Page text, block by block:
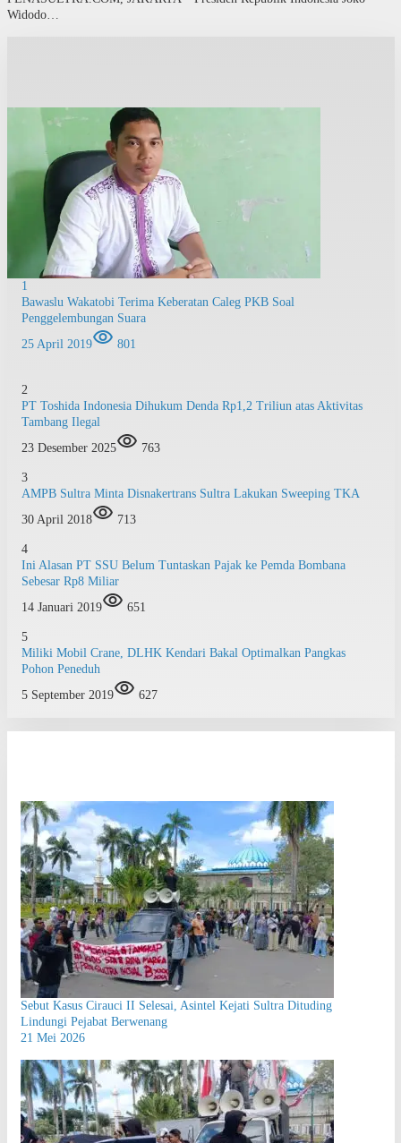
Widodo…
1
Bawaslu Wakatobi Terima Keberatan Caleg PKB Soal
Penggelembungan Suara
25 April 2019
801
2
PT Toshida Indonesia Dihukum Denda Rp1,2 Triliun atas Aktivitas
Tambang Ilegal
23 Desember 2025
763
3
AMPB Sultra Minta Disnakertrans Sultra Lakukan Sweeping TKA
30 April 2018
713
4
Ini Alasan PT SSU Belum Tuntaskan Pajak ke Pemda Bombana
Sebesar Rp8 Miliar
14 Januari 2019
651
5
Miliki Mobil Crane, DLHK Kendari Bakal Optimalkan Pangkas
Pohon Peneduh
5 September 2019
627
Sebut Kasus Cirauci II Selesai, Asintel Kejati Sultra Dituding
Lindungi Pejabat Berwenang
21 Mei 2026